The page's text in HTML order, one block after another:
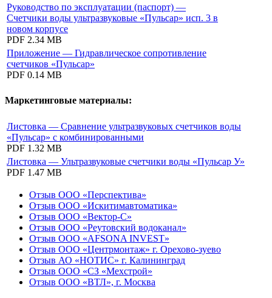
Руководство по эксплуатации (паспорт) —
Счетчики воды ультразвуковые «Пульсар» исп. 3 в
новом корпусе
PDF 2.34 MB
Приложение — Гидравлическое сопротивление
счетчиков «Пульсар»
PDF 0.14 MB
Маркетинговые материалы:
Листовка — Сравнение ультразвуковых счетчиков воды
«Пульсар» с комбинированными
PDF 1.32 MB
Листовка — Ультразвуковые счетчики воды «Пульсар У»
PDF 1.47 MB
Отзыв ООО «Перспектива»
Отзыв ООО «Искитимавтоматика»
Отзыв ООО «Вектор-С»
Отзыв ООО «Реутовский водоканал»
Отзыв ООО «AFSONA INVEST»
Отзыв ООО «Центрмонтаж» г. Орехово-зуево
Отзыв АО «НОТИС» г. Калининград
Отзыв ООО «СЗ «Мехстрой»
Отзыв ООО «ВТЛ», г. Москва